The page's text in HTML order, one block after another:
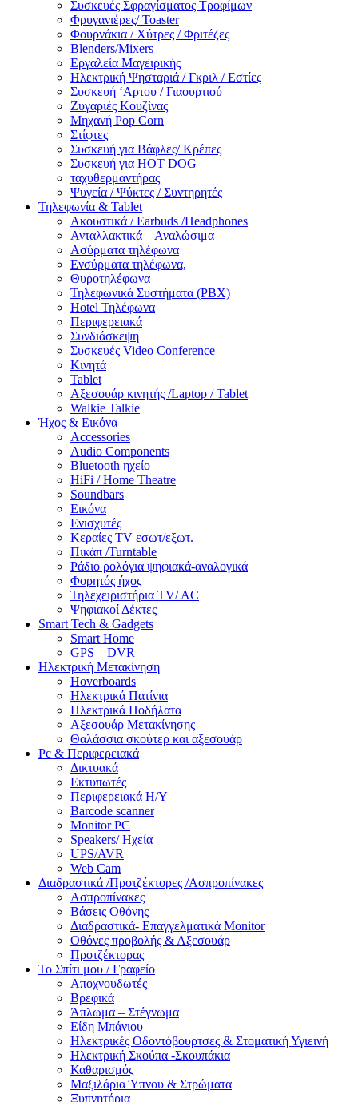
Συσκευές Σφραγίσματος Τροφίμων
Φρυγανιέρες/ Toaster
Φουρνάκια / Χύτρες / Φριτέζες
Blenders/Mixers
Εργαλεία Μαγειρικής
Ηλεκτρική Ψησταριά / Γκριλ / Eστίες
Συσκευή ‘Αρτου / Γιαουρτιού
Ζυγαριές Κουζίνας
Μηχανή Pop Corn
Στίφτες
Συσκευή για Βάφλες/ Κρέπες
Συσκευή για HOT DOG
ταχυθερμαντήρας
Ψυγεία / Ψύκτες / Συντηρητές
Τηλεφωνία & Tablet
Ακουστικά / Earbuds /Headphones
Ανταλλακτικά – Αναλώσιμα
Ασύρματα τηλέφωνα
Ενσύρματα τηλέφωνα,
Θυροτηλέφωνα
Τηλεφωνικά Συστήματα (PBX)
Hotel Τηλέφωνα
Περιφερειακά
Συνδιάσκεψη
Συσκευές Video Conference
Κινητά
Tablet
Αξεσουάρ κινητής /Laptop / Tablet
Walkie Talkie
Ήχος & Εικόνα
Accessories
Audio Components
Bluetooth ηχείο
HiFi / Home Theatre
Soundbars
Εικόνα
Ενισχυτές
Κεραίες TV εσωτ/εξωτ.
Πικάπ /Turntable
Ράδιο ρολόγια ψηφιακά-αναλογικά
Φορητός ήχος
Τηλεχειριστήρια TV/ AC
Ψηφιακοί Δέκτες
Smart Tech & Gadgets
Smart Home
GPS – DVR
Ηλεκτρική Μετακίνηση
Hoverboards
Ηλεκτρικά Πατίνια
Ηλεκτρικά Ποδήλατα
Αξεσουάρ Μετακίνησης
Θαλάσσια σκούτερ και αξεσουάρ
Pc & Περιφερειακά
Δικτυακά
Εκτυπωτές
Περιφερειακά Η/Υ
Barcode scanner
Monitor PC
Speakers/ Ηχεία
UPS/AVR
Web Cam
Διαδραστικά /Προτζέκτορες /Ασπροπίνακες
Ασπροπίνακες
Βάσεις Οθόνης
Διαδραστικά- Επαγγελματικά Monitor
Οθόνες προβολής & Αξεσουάρ
Προτζέκτορας
Το Σπίτι μου / Γραφείο
Αποχνουδωτές
Βρεφικά
Άπλωμα – Στέγνωμα
Είδη Μπάνιου
Ηλεκτρικές Οδοντόβουρτσες & Στοματική Υγιεινή
Ηλεκτρική Σκούπα -Σκουπάκια
Καθαρισμός
Μαξιλάρια Ύπνου & Στρώματα
Ξυπνητήρια